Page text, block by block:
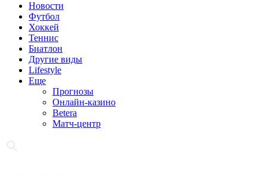
Новости
Футбол
Хоккей
Теннис
Биатлон
Другие виды
Lifestyle
Еще
Прогнозы
Онлайн-казино
Betera
Матч-центр